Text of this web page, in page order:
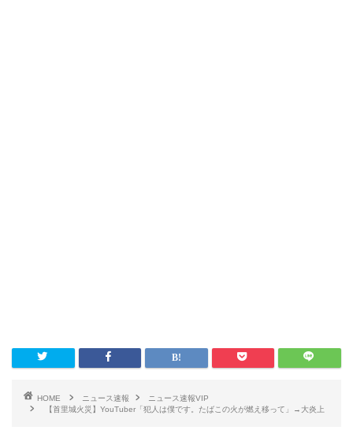
HOME ニュース速報
ニュース速報VIP
【首里城火災】YouTuber「犯人は僕です。たばこの火が燃え移って」→大炎上